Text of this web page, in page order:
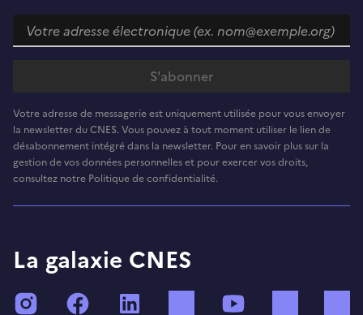
Votre adresse de messagerie est uniquement utilisée pour vous envoyer
la newsletter du CNES. Vous pouvez à tout moment utiliser le lien de
désabonnement intégré dans la newsletter. Pour en savoir plus sur la
gestion de vos données personnelles et pour exercer vos droits,
consultez notre Politique de confidentialité.
La galaxie CNES
InstagramFacebook TikTok